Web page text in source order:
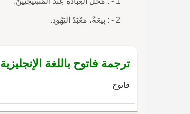
2 - : بِيعَةٌ، مَعْبَدُ اليَهُودِ.
ترجمة فاتوح باللغة الإنجليزية
فاتوح